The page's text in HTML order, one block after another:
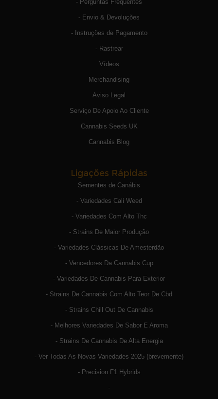
- Perguntas Frequentes
- Envio & Devoluções
- Instruções de Pagamento
- Rastrear
Vídeos
Merchandising
Aviso Legal
Serviço De Apoio Ao Cliente
Cannabis Seeds UK
Cannabis Blog
Ligações Rápidas
Sementes de Canábis
- Variedades Cali Weed
- Variedades Com Alto Thc
- Strains De Maior Produção
- Variedades Clássicas De Amesterdão
- Vencedores Da Cannabis Cup
- Variedades De Cannabis Para Exterior
- Strains De Cannabis Com Alto Teor De Cbd
- Strains Chill Out De Cannabis
- Melhores Variedades De Sabor E Aroma
- Strains De Cannabis De Alta Energia
- Ver Todas As Novas Variedades 2025 (brevemente)
- Precision F1 Hybrids
-